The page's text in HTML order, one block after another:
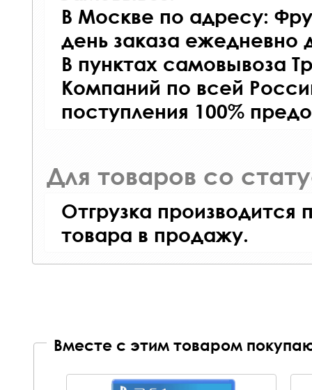
В Москве по адресу:
день заказа ежедневно
В пунктах самовывоза
Компаний по всей
поступления 100%
Для товаров со
Отгрузка производится
товара в продажу.
Вместе с этим товаром